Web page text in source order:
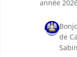
année
de